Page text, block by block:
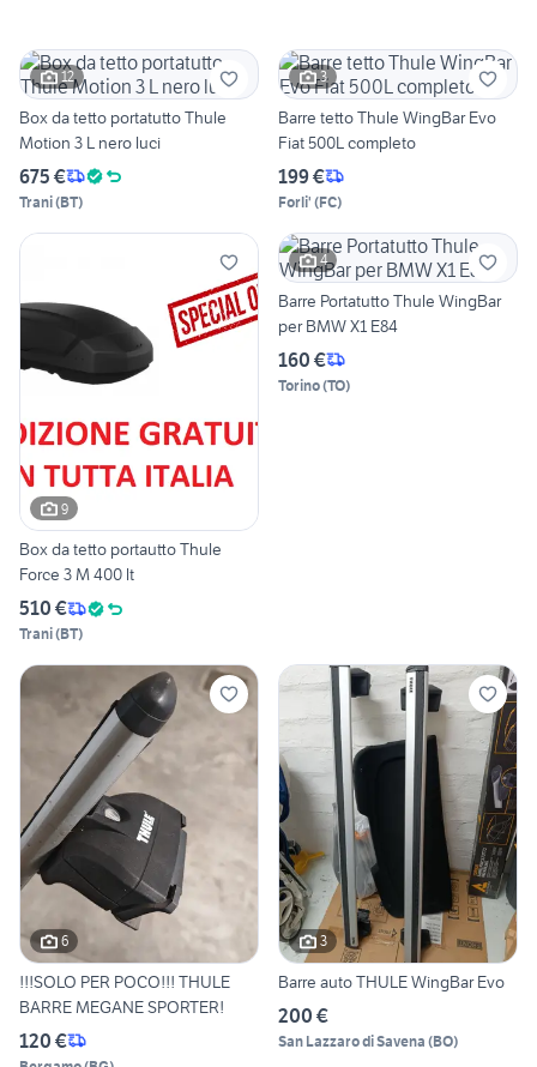
12
Box da tetto portatutto Thule
Motion 3 L nero luci
675 €
Trani(BT)
3
Barre tetto Thule WingBar Evo
Fiat 500L completo
199 €
Forli' (FC)
9
Box da tetto portautto Thule
Force 3 M 400 lt
510 €
Trani(BT)
4
Barre Portatutto Thule WingBar
per BMW X1 E84
160 €
Torino(TO)
6
!!!SOLO PER POCO!!! THULE
BARRE MEGANE SPORTER!
120 €
3
Barre auto THULE WingBar Evo
200 €
San Lazzaro di Savena (BO)